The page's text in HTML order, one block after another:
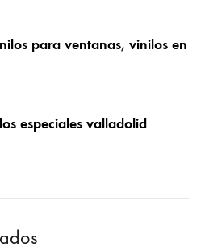
para ventanas, vinilos en
especiales valladolid